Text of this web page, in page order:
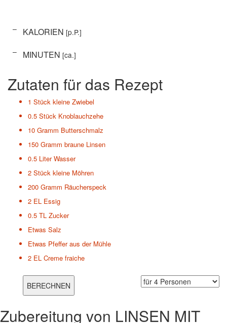
– KALORIEN [p.P.]
–
MINUTEN [ca.]
Zutaten für das Rezept
1 Stück kleine Zwiebel
0.5 Stück Knoblauchzehe
10 Gramm Butterschmalz
150 Gramm braune Linsen
0.5 Liter Wasser
2 Stück kleine Möhren
200 Gramm Räucherspeck
2 EL Essig
0.5 TL Zucker
Etwas Salz
Etwas Pfeffer aus der Mühle
2 EL Creme fraiche
Zubereitung von LINSEN MIT